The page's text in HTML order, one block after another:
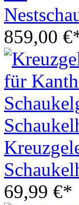
859,00
69,99 €*